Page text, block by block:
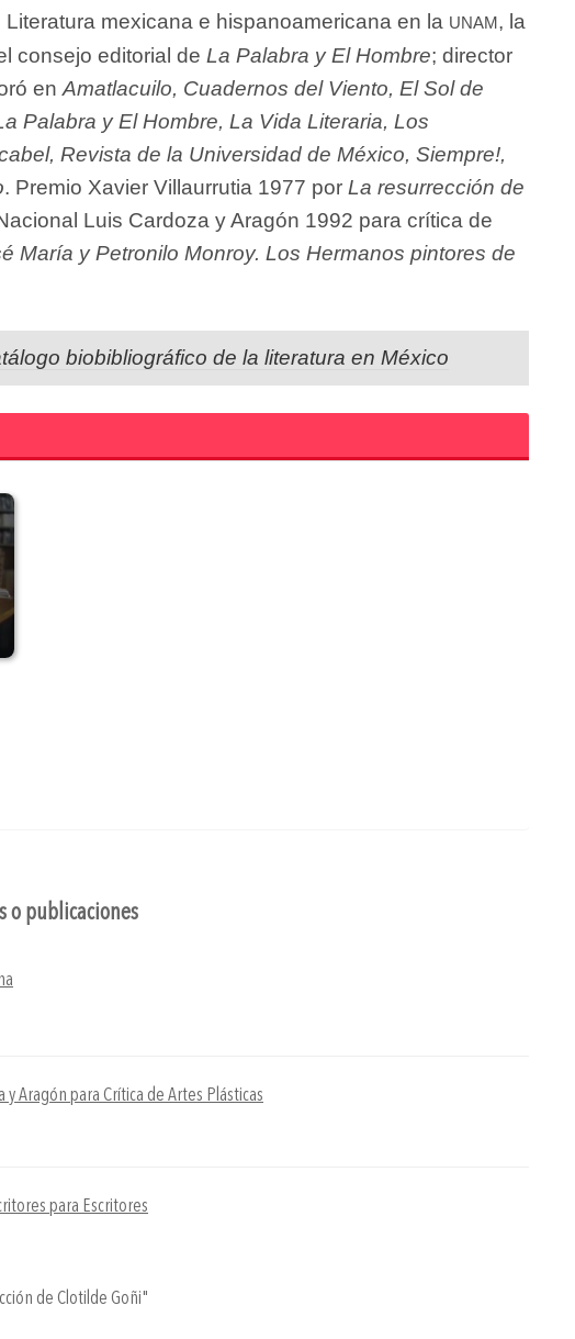
Literatura mexicana e hispanoamericana en la unam, la
consejo editorial de La Palabra y El Hombre; director
en Amatlacuilo, Cuadernos del Viento, El Sol de
Palabra y El Hombre, La Vida Literaria, Los
Revista de la Universidad de México, Siempre!,
. Premio Xavier Villaurrutia 1977 por La resurrección de
Luis Cardoza y Aragón 1992 para crítica de
María y Petronilo Monroy. Los Hermanos pintores de
biobibliográfico de la literatura en México
o publicaciones
y Aragón para Crítica de Artes Plásticas
para Escritores
de Clotilde Goñi"